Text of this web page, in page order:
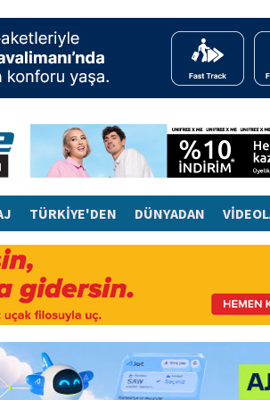
TÜRKİYE'DEN DÜNYADAN